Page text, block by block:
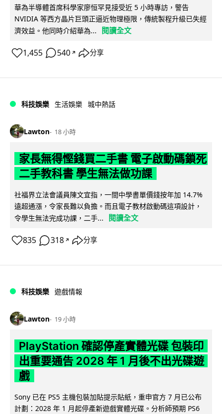
華為半導體首席科學家廖恒罕見接受近 5 小時專訪，警告
NVIDIA 等西方晶片巨頭正逼近物理極限，傳統製程升級已失經
濟效益。他同時介紹華為...
閱讀全文
1,455 540 ↗ 分享
科技娛樂 生活娛樂 城中熱話
Lawton 18 小時
家長無得慳錢買二手書 電子啟動碼鎖死
二手教科書 學生無法做功課
社福界立法會議員陳文宜指，一間中學書單價錢按年加 14.7%
遠超通漲，令家長難以負擔。而且電子教材啟動碼這項設計，
令學生無法完成功課，二手...
閱讀全文
835 318 ↗ 分享
科技娛樂 遊戲情報
Lawton 19 小時
PlayStation 確認停產實體光碟 包裝印
出重要通告 2028 年 1 月後不出光碟遊
戲
Sony 已在 PS5 主機包裝加貼提示貼紙，重申官方 7 月已公布
計劃：2028 年 1 月起停產新遊戲實體光碟。分析師預期 PS6